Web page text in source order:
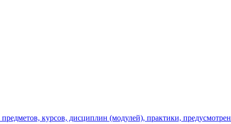
курсов, дисциплин (модулей), практики,